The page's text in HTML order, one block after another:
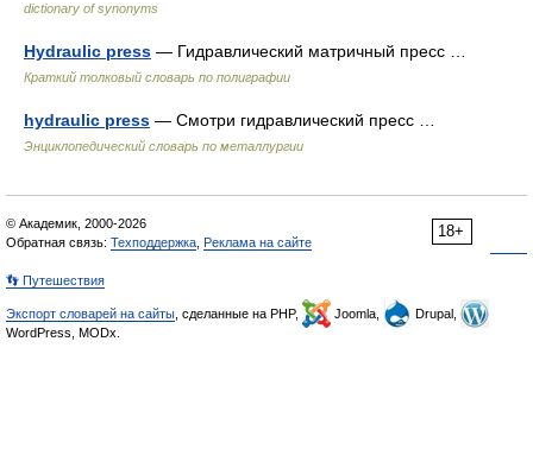
dictionary of synonyms
Hydraulic press — Гидравлический матричный пресс …
Краткий толковый словарь по полиграфии
hydraulic press — Смотри гидравлический пресс …
Энциклопедический словарь по металлургии
18+
© Академик, 2000-2026
Обратная связь: Техподдержка Реклама на сайте
👣 Путешествия
Экспорт словарей на сайты , сделанные на PHP, Joomla,
Drupal,
WordPress, MODx.